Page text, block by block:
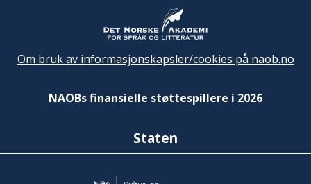
Om bruk av informasjonskapsler/cookies på naob.no
NAOBs finansielle støttespillere i 2026
Staten